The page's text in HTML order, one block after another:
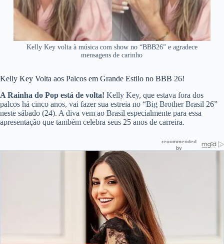
Kelly Key volta à música com show no “BBB26” e agradece
mensagens de carinho
Kelly Key Volta aos Palcos em Grande Estilo no BBB 26!
A Rainha do Pop está de volta! Kelly Key, que estava fora dos
palcos há cinco anos, vai fazer sua estreia no “Big Brother Brasil 26”
neste sábado (24). A diva vem ao Brasil especialmente para essa
apresentação que também celebra seus 25 anos de carreira.